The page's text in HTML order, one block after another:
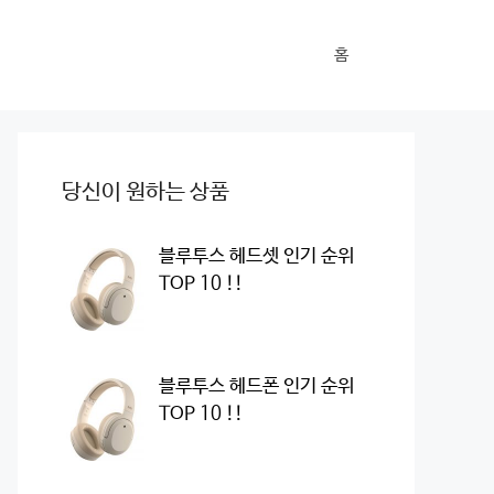
홈
당신이 원하는 상품
블루투스 헤드셋 인기 순위
TOP 10 !!
블루투스 헤드폰 인기 순위
TOP 10 !!